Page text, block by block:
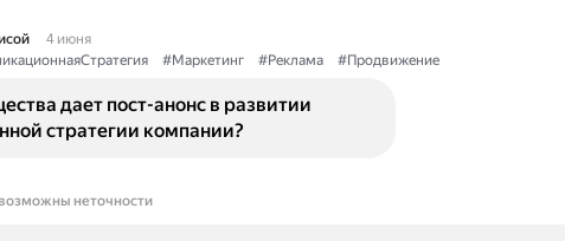
4 июня
#Маркетинг #Реклама #Продвижение
дает пост-анонс в развитии
стратегии компании?
неточности